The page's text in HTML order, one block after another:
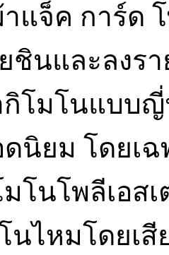
แจ็ค การ์ด
ชินและลงร
กิโมโนแบบ
นิยม โดยเ
โนโพลีเอส
ไหมโดยเสี